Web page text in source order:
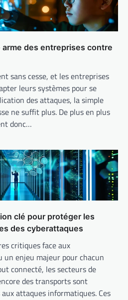
des entreprises contre
sans cesse, et les entreprises
leurs systèmes pour se
des attaques, la simple
ne suffit plus. De plus en plus
donc…
clé pour protéger les
des cyberattaques
critiques face aux
un enjeu majeur pour chacun
connecté, les secteurs de
des transports sont
attaques informatiques. Ces